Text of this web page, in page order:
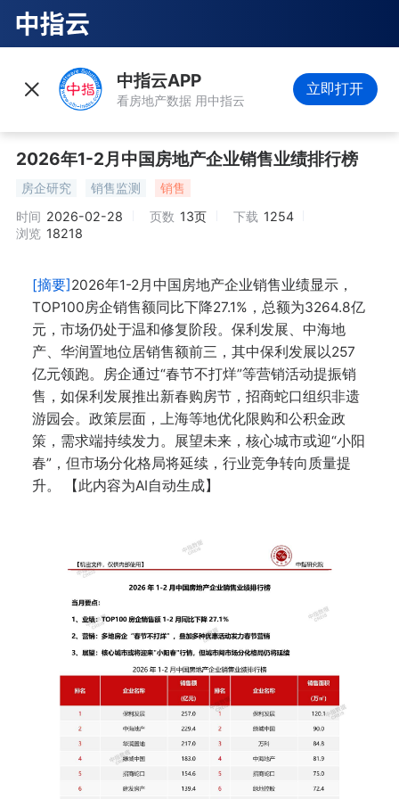
中指云APP
看房地产数据 用中指云
立即打开
2026年1-2月中国房地产企业销售业绩排行榜
房企研究 销售监测
销售
时间 2026-02-28 页数 13页 下载 1254
浏览 18218
[摘要]2026年1-2月中国房地产企业销售业绩显示，
TOP100房企销售额同比下降27.1%，总额为3264.8亿
元，市场仍处于温和修复阶段。保利发展、中海地
产、华润置地位居销售额前三，其中保利发展以257
亿元领跑。房企通过“春节不打烊”等营销活动提振销
售，如保利发展推出新春购房节，招商蛇口组织非遗
游园会。政策层面，上海等地优化限购和公积金政
策，需求端持续发力。展望未来，核心城市或迎“小阳
春”，但市场分化格局将延续，行业竞争转向质量提
升。 【此内容为AI自动生成】